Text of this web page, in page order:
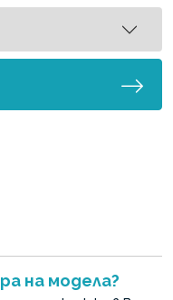
на модела?